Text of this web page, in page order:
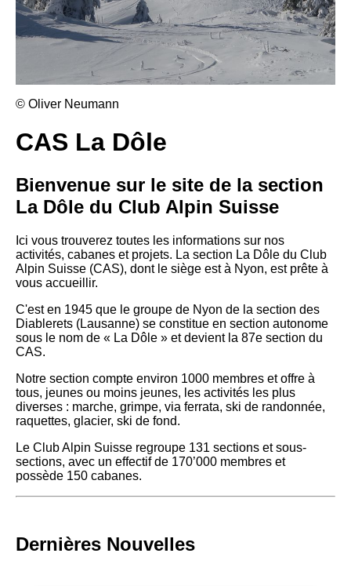
© Oliver Neumann
CAS La Dôle
Bienvenue sur le site de la section
La Dôle du Club Alpin Suisse
Ici vous trouverez toutes les informations sur nos
activités, cabanes et projets. La section La Dôle du Club
Alpin Suisse (CAS), dont le siège est à Nyon, est prête à
vous accueillir.
C'est en 1945 que le groupe de Nyon de la section des
Diablerets (Lausanne) se constitue en section autonome
sous le nom de « La Dôle » et devient la 87e section du
CAS.
Notre section compte environ 1000 membres et offre à
tous, jeunes ou moins jeunes, les activités les plus
diverses : marche, grimpe, via ferrata, ski de randonnée,
raquettes, glacier, ski de fond.
Le Club Alpin Suisse regroupe 131 sections et sous-
sections, avec un effectif de 170’000 membres et
possède 150 cabanes.
Dernières Nouvelles